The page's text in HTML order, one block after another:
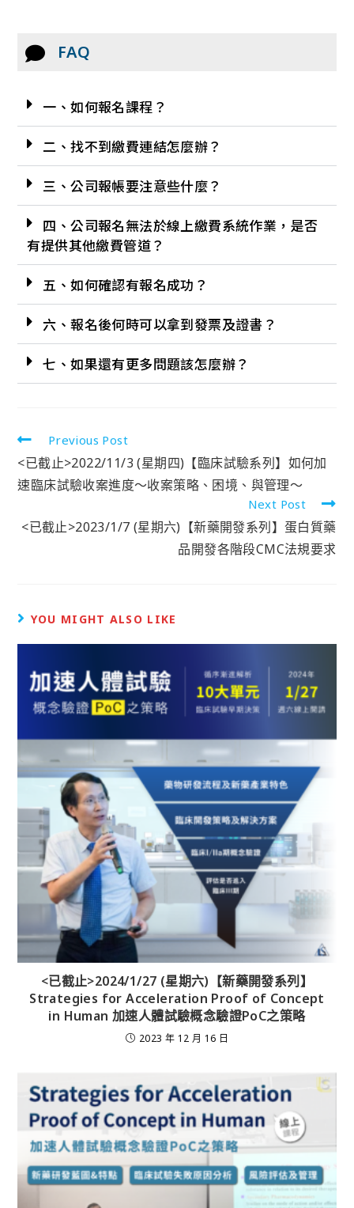
FAQ
一、如何報名課程？
二、找不到繳費連結怎麼辦？
三、公司報帳要注意些什麼？
四、公司報名無法於線上繳費系統作業，是否
有提供其他繳費管道？
五、如何確認有報名成功？
六、報名後何時可以拿到發票及證書？
七、如果還有更多問題該怎麼辦？
Previous Post
<已截止>2022/11/3 (星期四)【臨床試驗系列】如何加
速臨床試驗收案進度～收案策略、困境、與管理～
Next Post
<已截止>2023/1/7 (星期六)【新藥開發系列】蛋白質藥
品開發各階段CMC法規要求
YOU MIGHT ALSO LIKE
<已截止>2024/1/27 (星期六)【新藥開發系列】
Strategies for Acceleration Proof of Concept
in Human 加速人體試驗概念驗證PoC之策略
2023 年 12 月 16 日